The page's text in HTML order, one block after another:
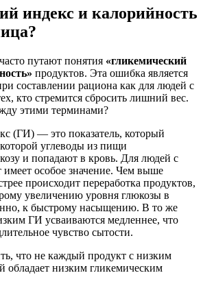
индекс и калорийность
путают понятия «гликемический
продуктов. Эта ошибка является
составлении рациона как для людей с
кто стремится сбросить лишний вес.
этими терминами?
(ГИ) — это показатель, который
которой углеводы из пищи
и попадают в кровь. Для людей с
имеет особое значение. Чем выше
происходит переработка продуктов,
увеличению уровня глюкозы в
к быстрому насыщению. В то же
ГИ усваиваются медленнее, что
чувство сытости.
что не каждый продукт с низким
обладает низким гликемическим